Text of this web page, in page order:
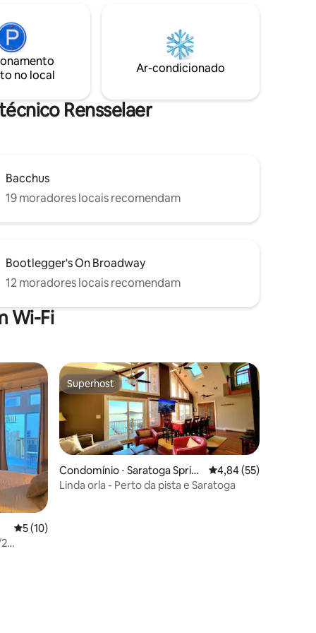
o mais
estação e descontraia em uma
privacidade tranquila. Com carregador
para veículos elétricos e um espaço de
trabalho tranquilo, é ideal para escapadas
no local
Ar-condicionado
Rensselaer
Bacchus
19 moradores locais recomendam
Bootlegger's On Broadway
12 moradores locais recomendam
Wi-Fi
5 de uma avaliação média de 5, 10 avaliações
5 (10)
Superhost
Superhost
Condomínio ⋅ Saratoga Sprin
gs
4,84 de uma
4,84 (55)
Linda orla - Perto da pista e Saratoga